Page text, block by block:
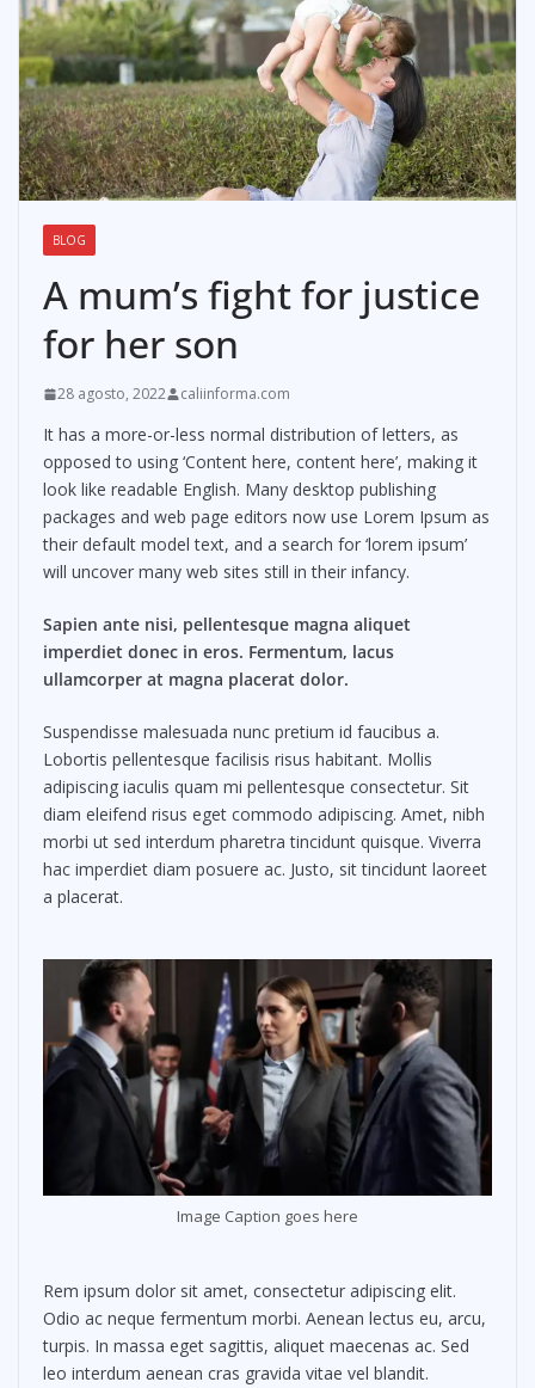
BLOG
A mum’s fight for justice
for her son
28 agosto, 2022 caliinforma.com
It has a more-or-less normal distribution of letters, as
opposed to using ‘Content here, content here’, making it
look like readable English. Many desktop publishing
packages and web page editors now use Lorem Ipsum as
their default model text, and a search for ‘lorem ipsum’
will uncover many web sites still in their infancy.
Sapien ante nisi, pellentesque magna aliquet
imperdiet donec in eros. Fermentum, lacus
ullamcorper at magna placerat dolor.
Suspendisse malesuada nunc pretium id faucibus a.
Lobortis pellentesque facilisis risus habitant. Mollis
adipiscing iaculis quam mi pellentesque consectetur. Sit
diam eleifend risus eget commodo adipiscing. Amet, nibh
morbi ut sed interdum pharetra tincidunt quisque. Viverra
hac imperdiet diam posuere ac. Justo, sit tincidunt laoreet
a placerat.
Image Caption goes here
Rem ipsum dolor sit amet, consectetur adipiscing elit.
Odio ac neque fermentum morbi. Aenean lectus eu, arcu,
turpis. In massa eget sagittis, aliquet maecenas ac. Sed
leo interdum aenean cras gravida vitae vel blandit.